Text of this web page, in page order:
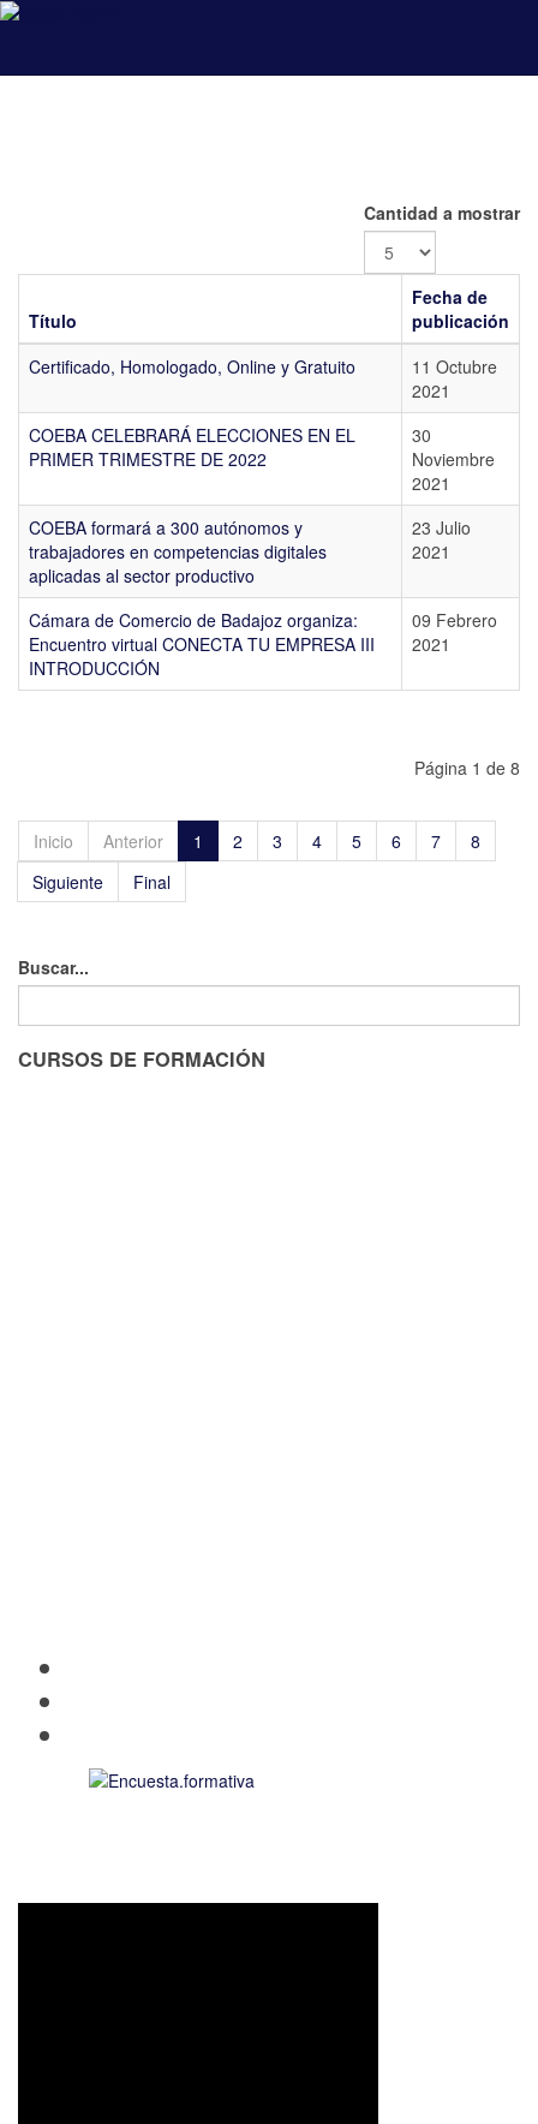
Cantidad a mostrar
Título
Fecha de
publicación
Certificado, Homologado, Online y Gratuito
11 Octubre
2021
COEBA CELEBRARÁ ELECCIONES EN EL
PRIMER TRIMESTRE DE 2022
30
Noviembre
2021
COEBA formará a 300 autónomos y
trabajadores en competencias digitales
aplicadas al sector productivo
23 Julio
2021
Cámara de Comercio de Badajoz organiza:
Encuentro virtual CONECTA TU EMPRESA III
INTRODUCCIÓN
09 Febrero
2021
Página 1 de 8
Inicio Anterior 1 2 3 4 5 6 7
8
Siguiente
Final
Buscar...
CURSOS DE FORMACIÓN